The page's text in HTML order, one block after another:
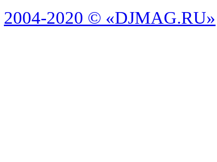
2004-2020 © «DJMAG.RU»